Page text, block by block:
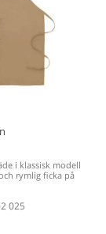
i klassisk modell
rymlig ficka på
025